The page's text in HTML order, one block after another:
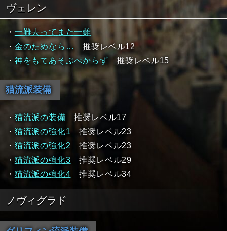
ヴェレン
・ 一難去ってまた一難
・ 金のためなら…推奨レベル12
・ 神をもてあそぶべからず 推奨レベル15
猫流派装備
・ 猫流派の装備 推奨レベル17
・ 猫流派の強化1 推奨レベル23
・ 猫流派の強化2 推奨レベル23
・ 猫流派の強化3 推奨レベル29
・ 猫流派の強化4 推奨レベル34
ノヴィグラド